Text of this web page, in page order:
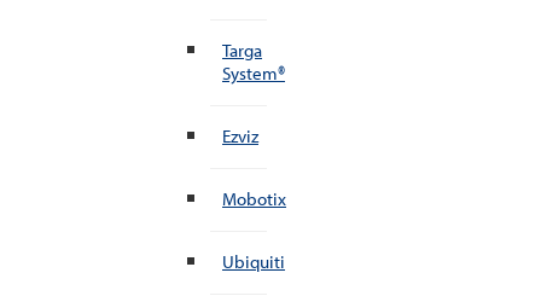
Targa
System®
Ezviz
Mobotix
Ubiquiti